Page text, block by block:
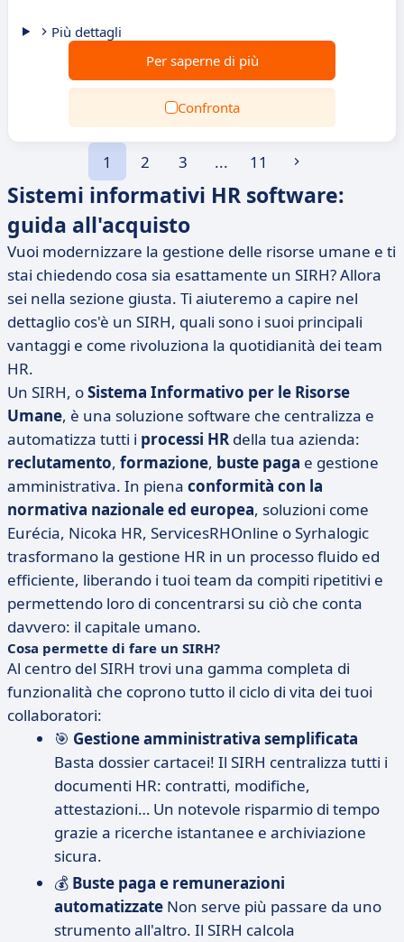
Più dettagli
Per saperne di più
Confronta
1 2 3 ... 11
Sistemi informativi HR software:
guida all'acquisto
Vuoi modernizzare la gestione delle risorse umane e ti
stai chiedendo cosa sia esattamente un SIRH? Allora
sei nella sezione giusta. Ti aiuteremo a capire nel
dettaglio cos'è un SIRH, quali sono i suoi principali
vantaggi e come rivoluziona la quotidianità dei team
HR.
Un SIRH, oSistema Informativo per le Risorse
Umane, è una soluzione software che centralizza e
automatizza tutti i processi HR della tua azienda:
reclutamento, formazione, buste paga e gestione
amministrativa. In piena conformità con la
normativa nazionale ed europea, soluzioni come
Eurécia, Nicoka HR, ServicesRHOnline o Syrhalogic
trasformano la gestione HR in un processo fluido ed
efficiente, liberando i tuoi team da compiti ripetitivi e
permettendo loro di concentrarsi su ciò che conta
davvero: il capitale umano.
Cosa permette di fare un SIRH?
Al centro del SIRH trovi una gamma completa di
funzionalità che coprono tutto il ciclo di vita dei tuoi
collaboratori:
🎯 Gestione amministrativa semplificata
Basta dossier cartacei! Il SIRH centralizza tutti i
documenti HR: contratti, modifiche,
attestazioni… Un notevole risparmio di tempo
grazie a ricerche istantanee e archiviazione
sicura.
💰 Buste paga e remunerazioni
automatizzate Non serve più passare da uno
strumento all'altro. Il SIRH calcola